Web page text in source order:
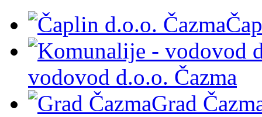
vodovod d.o.o. Čazma
Grad